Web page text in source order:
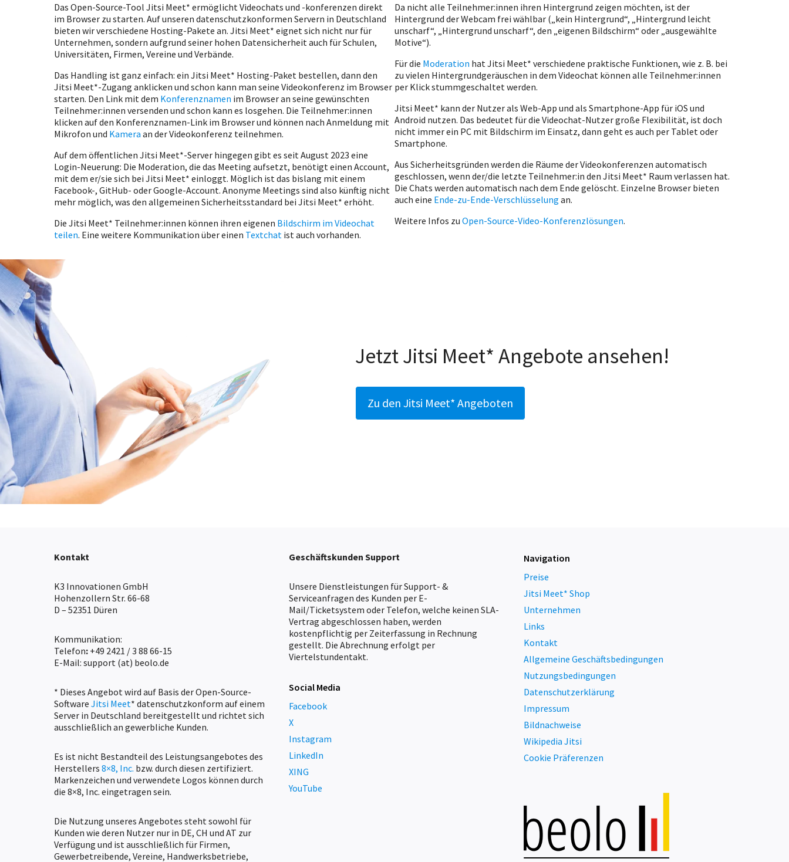
Das Open-Source-Tool Jitsi Meet* ermöglicht Videochats und -konferenzen direkt
im Browser zu starten. Auf unseren datenschutzkonformen Servern in Deutschland
bieten wir verschiedene Hosting-Pakete an. Jitsi Meet* eignet sich nicht nur für
Unternehmen, sondern aufgrund seiner hohen Datensicherheit auch für Schulen,
Universitäten, Firmen, Vereine und Verbände.
Das Handling ist ganz einfach: ein Jitsi Meet* Hosting-Paket bestellen, dann den
Jitsi Meet*-Zugang anklicken und schon kann man seine Videokonferenz im Browser
starten. Den Link mit dem Konferenznamen im Browser an seine gewünschten
Teilnehmer:innen versenden und schon kann es losgehen. Die Teilnehmer:innen
klicken auf den Konferenznamen-Link im Browser und können nach Anmeldung mit
Mikrofon und Kamera an der Videokonferenz teilnehmen.
Auf dem öffentlichen Jitsi Meet*-Server hingegen gibt es seit August 2023 eine
Login-Neuerung: Die Moderation, die das Meeting aufsetzt, benötigt einen Account,
mit dem er/sie sich bei Jitsi Meet* einloggt. Möglich ist das bislang mit einem
Facebook-, GitHub- oder Google-Account. Anonyme Meetings sind also künftig nicht
mehr möglich, was den allgemeinen Sicherheitsstandard bei Jitsi Meet* erhöht.
Die Jitsi Meet* Teilnehmer:innen können ihren eigenen Bildschirm im Videochat
teilen. Eine weitere Kommunikation über einen Textchat ist auch vorhanden.
Da nicht alle Teilnehmer:innen ihren Hintergrund zeigen möchten, ist der
Hintergrund der Webcam frei wählbar („kein Hintergrund“, „Hintergrund leicht
unscharf“, „Hintergrund unscharf“, den „eigenen Bildschirm“ oder „ausgewählte
Motive“).
Für die Moderation hat Jitsi Meet* verschiedene praktische Funktionen, wie z. B. bei
zu vielen Hintergrundgeräuschen in dem Videochat können alle Teilnehmer:innen
per Klick stummgeschaltet werden.
Jitsi Meet* kann der Nutzer als Web-App und als Smartphone-App für iOS und
Android nutzen. Das bedeutet für die Videochat-Nutzer große Flexibilität, ist doch
nicht immer ein PC mit Bildschirm im Einsatz, dann geht es auch per Tablet oder
Smartphone.
Aus Sicherheitsgründen werden die Räume der Videokonferenzen automatisch
geschlossen, wenn der/die letzte Teilnehmer:in den Jitsi Meet* Raum verlassen hat.
Die Chats werden automatisch nach dem Ende gelöscht. Einzelne Browser bieten
auch eine Ende-zu-Ende-Verschlüsselung an.
Weitere Infos zu Open-Source-Video-Konferenzlösungen.
Jetzt Jitsi Meet* Angebote ansehen!
Zu den Jitsi Meet* Angeboten
Kontakt
K3 Innovationen GmbH
Hohenzollern Str. 66-68
D – 52351 Düren
Kommunikation:
Telefon: +49 2421 / 3 88 66-15
E-Mail: support (at) beolo.de
* Dieses Angebot wird auf Basis der Open-Source-
Software Jitsi Meet* datenschutzkonform auf einem
Server in Deutschland bereitgestellt und richtet sich
ausschließlich an gewerbliche Kunden.
Es ist nicht Bestandteil des Leistungsangebotes des
Herstellers 8×8, Inc. bzw. durch diesen zertifiziert.
Markenzeichen und verwendete Logos können durch
die 8×8, Inc. eingetragen sein.
Die Nutzung unseres Angebotes steht sowohl für
Kunden wie deren Nutzer nur in DE, CH und AT zur
Verfügung und ist ausschließlich für Firmen,
Gewerbetreibende, Vereine, Handwerksbetriebe,
Geschäftskunden Support
Unsere Dienstleistungen für Support- &
Serviceanfragen des Kunden per E-
Mail/Ticketsystem oder Telefon, welche keinen SLA-
Vertrag abgeschlossen haben, werden
kostenpflichtig per Zeiterfassung in Rechnung
gestellt. Die Abrechnung erfolgt per
Viertelstundentakt.
Social Media
Facebook
X
Instagram
LinkedIn
XING
YouTube
Navigation
Preise
Jitsi Meet* Shop
Unternehmen
Links
Kontakt
Allgemeine Geschäftsbedingungen
Nutzungsbedingungen
Datenschutzerklärung
Impressum
Bildnachweise
Wikipedia Jitsi
Cookie Präferenzen